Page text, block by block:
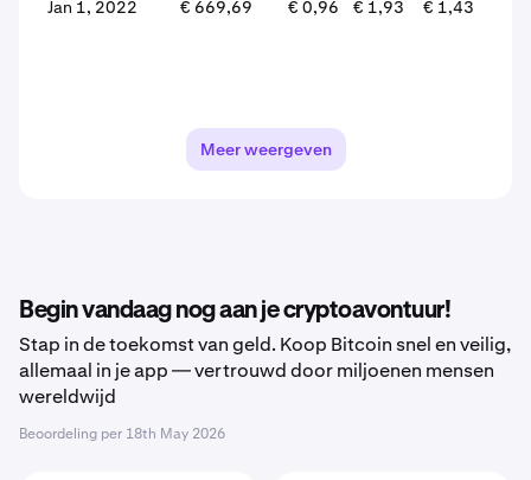
Jan 1, 2022 € 669,69 € 0,96 € 1,93 € 1,43
Meer weergeven
Begin vandaag nog aan je cryptoavontuur!
Stap in de toekomst van geld. Koop Bitcoin snel en veilig,
allemaal in je app — vertrouwd door miljoenen mensen
wereldwijd
Beoordeling per 18th May 2026